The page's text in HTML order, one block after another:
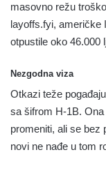
masovno režu
layoffs.fyi, američke
otpustile oko 46.000
Nezgodna viza
Otkazi teže
sa šifrom H-1B.
promeniti, ali se bez
novi ne nađe u tom